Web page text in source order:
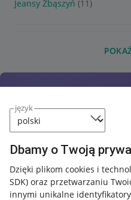
język
Dbamy o Twoją
Dzięki plikom cookies i
SDK) oraz przetwarzaniu
innymi unikalne
Jeansy Zbąszyń (11)